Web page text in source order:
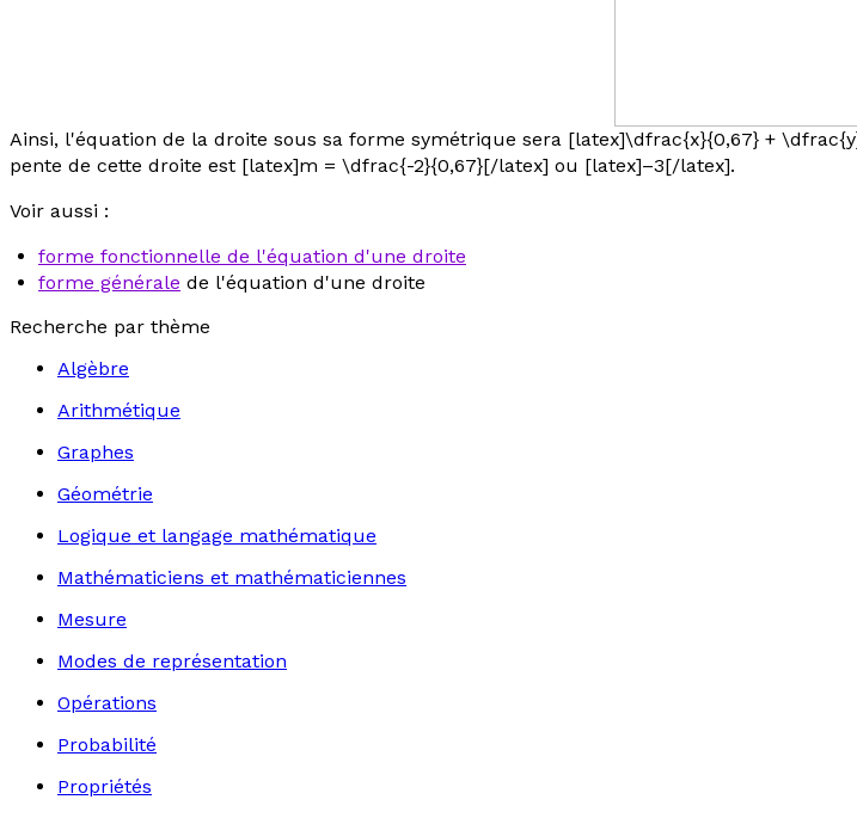
Ainsi, l'équation de la droite sous sa forme symétrique sera [latex]\dfrac{x}{0,67} +
pente de cette droite est [latex]m = \dfrac{-2}{0,67}[/latex] ou [latex]–3[/latex].
Voir aussi :
forme fonctionnelle de l'équation d'une droite
forme générale de l'équation d'une droite
Recherche par thème
Algèbre
Arithmétique
Graphes
Géométrie
Logique et langage mathématique
Mathématiciens et mathématiciennes
Mesure
Modes de représentation
Opérations
Probabilité
Propriétés